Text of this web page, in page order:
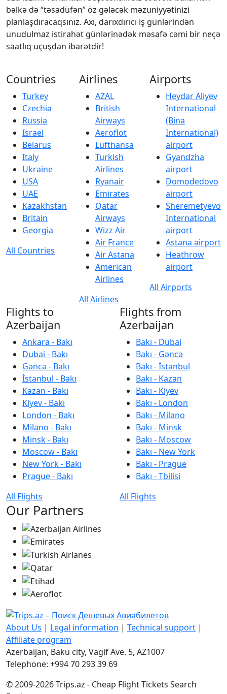
bəlkə də “təsadüfən” öz gələcək məzuniyyətinizi
planlaşdıracaqsınız. Axı, darıxdırıcı iş günlərindən
unudulmaz istirahət günlərinədək məsafə cəmi bir neçə
saatlıq uçuşdan ibarətdir!
Countries
Turkey
Czechia
Russia
Israel
Belarus
Italy
Ukraine
USA
UAE
Kazakhstan
Britain
Georgia
All Countries
Airlines
AZAL
British
Airways
Aeroflot
Lufthansa
Turkish
Airlines
Ryanair
Emirates
Qatar
Airways
Wizz Air
Air France
Air Astana
American
Airlines
All Airlines
Airports
Heydar Aliyev
International
(Bina
International)
airport
Gyandzha
airport
Domodedovo
airport
Sheremetyevo
International
airport
Astana airport
Heathrow
airport
All Airports
Flights to
Azerbaijan
Ankara - Bakı
Dubai - Bakı
Gəncə - Bakı
İstanbul - Bakı
Kazan - Bakı
Kiyev - Bakı
London - Bakı
Milano - Bakı
Minsk - Bakı
Moscow - Bakı
New York - Bakı
Prague - Bakı
All Flights
Flights from
Azerbaijan
Bakı - Dubai
Bakı - Gəncə
Bakı - İstanbul
Bakı - Kazan
Bakı - Kiyev
Bakı - London
Bakı - Milano
Bakı - Minsk
Bakı - Moscow
Bakı - New York
Bakı - Prague
Bakı - Tbilisi
All Flights
Our Partners
About Us | Legal information | Technical support |
Affiliate program
Azerbaijan, Baku city, Vagif Ave. 5, AZ1007
Telephone: +994 70 293 39 69
© 2009-2026 Trips.az - Cheap Flight Tickets Search